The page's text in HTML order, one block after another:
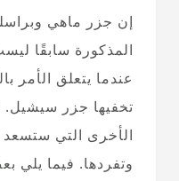
إن جزر ماهي
المذكورة سابقًا
عندما يتعلق الأمر
تخفيها جزر سيشيل.
الأخرى التي
وتفردها. فيما يلي